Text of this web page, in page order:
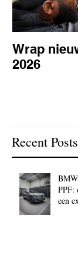
Wrap
2026
Recent Posts
PPF:
een